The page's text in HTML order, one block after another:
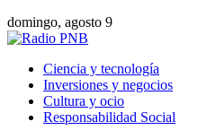
domingo, agosto 9
Ciencia y tecnología
Inversiones y negocios
Cultura y ocio
Responsabilidad Social